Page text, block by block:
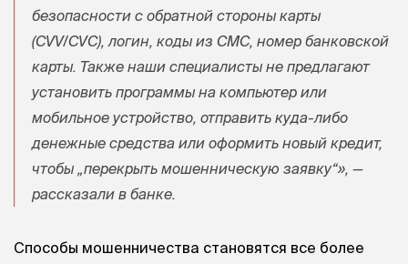
безопасности с обратной стороны карты
(CVV/CVC), логин, коды из СМС, номер банковской
карты. Также наши специалисты не предлагают
установить программы на компьютер или
мобильное устройство, отправить куда-либо
денежные средства или оформить новый кредит,
чтобы „перекрыть мошенническую заявку“», —
рассказали в банке.
Способы мошенничества становятся все более